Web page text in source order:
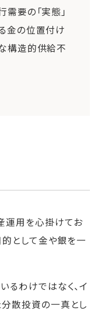
要の「実態」
金の位置付け
構造的供給不
運用を心掛けてお
的として金や銀を一
るわけではなく、イ
散投資の一真とし